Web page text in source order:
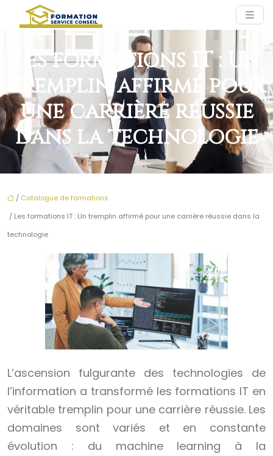
Les formations IT : Un
tremplin affirmé pour
une carrière réussie
dans la technologie
/ Catalogue de formations
/ Les formations IT : Un tremplin affirmé pour une carrière réussie dans la
technologie
L’ascension fulgurante des technologies de
l’information a transformé les formations IT en
véritable tremplin pour une carrière réussie. Les
domaines sont variés et en constante
évolution : du machine learning à la